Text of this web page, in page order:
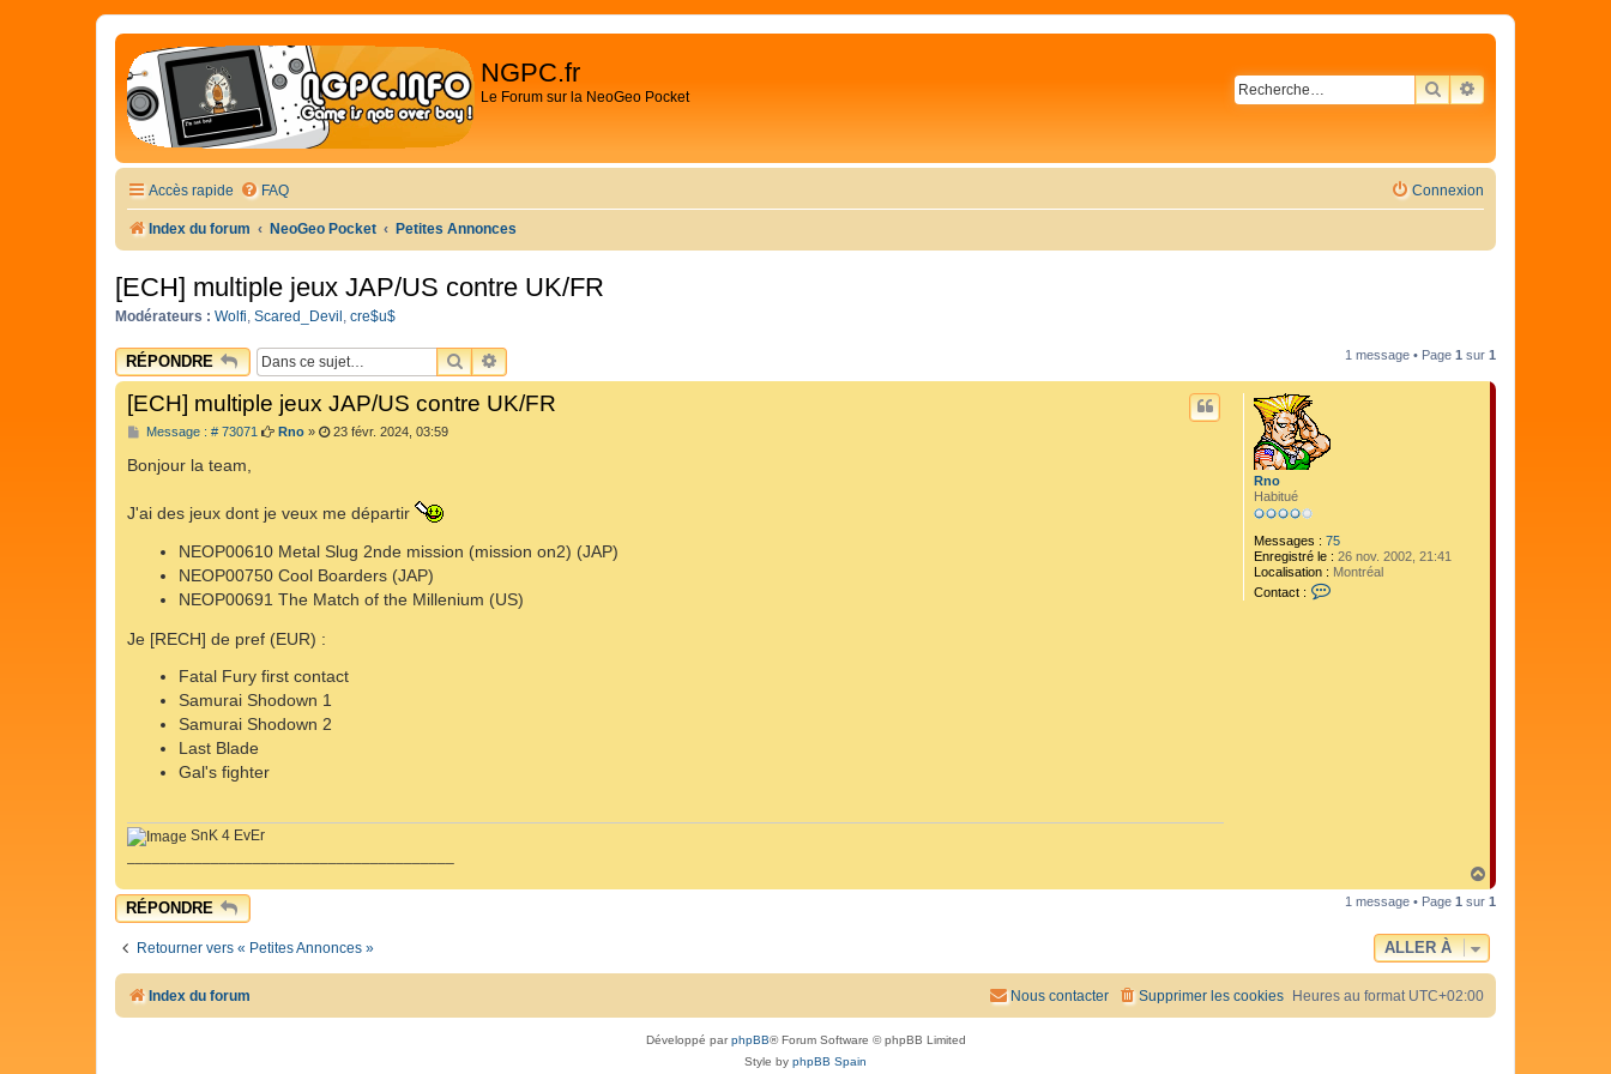
NGPC.fr
Le Forum sur la NeoGeo Pocket RECHERCHER
RECHERCHE
Accès rapide FAQ Connexion
Index du forum NeoGeo Pocket Petites Annonces
[ECH] multiple jeux JAP/US contre UK/FR
Modérateurs : Wolfi, Scared_Devil , cre$u$
RÉPONDRE RECHERCHER
RECHERCHE AVANCÉE 1 message • Page 1 sur 1
Rno
Habitué
Messages : 75
Enregistré le : 26 nov. 2002, 21:41
Localisation : Montréal
Contact :
[ECH] multiple jeux JAP/US contre UK/FR
Message : # 73071 M
g
e
Rno» 23 févr. 2024, 03:59
Bonjour la team,
J'ai des jeux dont je veux me départir
NEOP00610 Metal Slug 2nde mission (mission on2) (JAP)
NEOP00750 Cool Boarders (JAP)
NEOP00691 The Match of the Millenium (US)
Je [RECH] de pref (EUR) :
Fatal Fury first contact
Samurai Shodown 1
Samurai Shodown 2
Last Blade
Gal's fighter
SnK 4 EvEr
a
u
RÉPONDRE 1 message • Page 1 sur 1
Retourner vers « Petites Annonces » ALLER À
Index du forum Heures au format UTC+02:00
Supprimer les cookies
Nous contacter
Développé parphpBB® Forum Software © phpBB Limited
Style by phpBB Spain